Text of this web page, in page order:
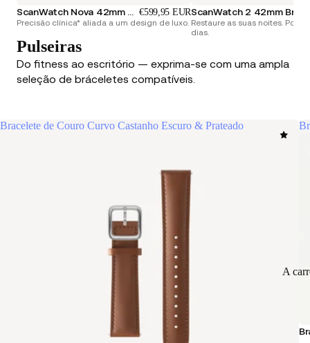
A
ScanWatch Nova 42mm Azul €599,95 EUR
Precisão clínica* aliada a um design de luxo. Restaure as suas noites.
dias.
Pulseiras
Do fitness ao escritório — exprima-se com uma ampla
seleção de bráceletes compatíveis.
Bracelete de Couro Curvo Castanho Escuro & Prateado